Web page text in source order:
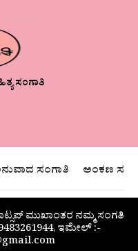
ಸಂಗಾತಿ
ಸಂಗಾತಿ ಅಂಕಣ
ಮುಖಾಂತರ ನಮ್ಮ ಸಂಗತಿ
ಇಮೇಲ್ :-